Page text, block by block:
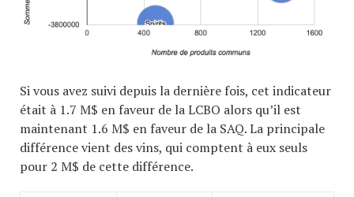
Si vous avez suivi depuis la dernière fois, cet indicateur
était à 1.7 M$ en faveur de la LCBO alors qu’il est
maintenant 1.6 M$ en faveur de la SAQ. La principale
différence vient des vins, qui comptent à eux seuls
pour 2 M$ de cette différence.